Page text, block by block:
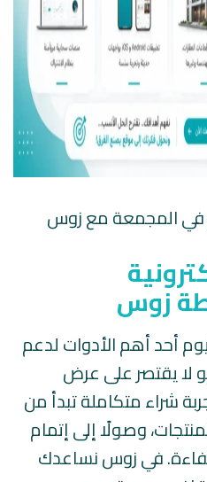
المجمعة مع زوس
زوس
أحد أهم الأدوات لدعم
لا يقتصر على عرض
شراء متكاملة تبدأ من
وصولًا إلى إتمام
في زوس نساعدك